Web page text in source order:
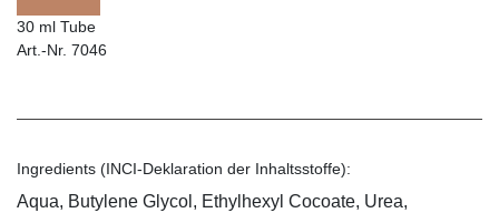
30 ml Tube
Art.-Nr. 7046
Ingredients (INCI-Deklaration der Inhaltsstoffe):
Aqua, Butylene Glycol, Ethylhexyl Cocoate, Urea,